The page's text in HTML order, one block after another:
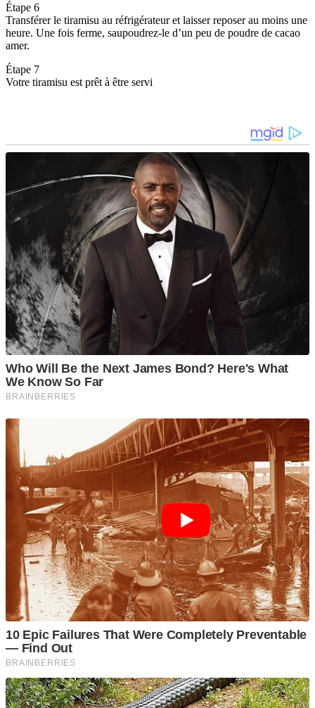
Étape 6
Transférer le tiramisu au réfrigérateur et laisser reposer au moins une
heure. Une fois ferme, saupoudrez-le d’un peu de poudre de cacao
amer.
Étape 7
Votre tiramisu est prêt à être servi